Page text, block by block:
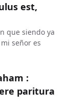
est,
que siendo ya
señor es
:
paritura